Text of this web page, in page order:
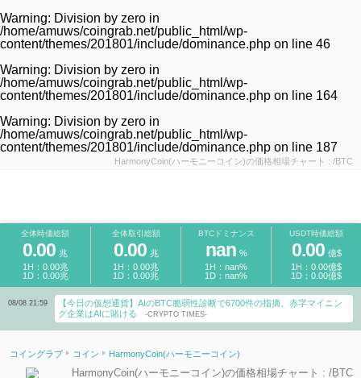
Warning: Division by zero in
/home/amuws/coingrab.net/public_html/wp-
content/themes/201801/include/dominance.php on line 46
Warning: Division by zero in
/home/amuws/coingrab.net/public_html/wp-
content/themes/201801/include/dominance.php on line 164
Warning: Division by zero in
/home/amuws/coingrab.net/public_html/wp-
content/themes/201801/include/dominance.php on line 187
HarmonyCoin(ハーモニーコイン)の価格相場チャート : /BTC
全体時価総額 全体取引総額 BTCドミナンス USDT時価総額
0.00 兆
1H：0.00兆
1D：0.00兆
0.00 兆
1H：0.00兆
1D：0.00兆
nan %
1H：nan%
1D：nan%
0.00 億$
1H：0.00億$
1D：0.00億$
08/08 21:59
【今日の仮想通貨】AIのBTC脆弱性診断で6700件の指摘。赤字マイニン
グ企業はAIに賭ける
-CRYPTO TIMES-
コイングラブ コイン HarmonyCoin(ハーモニーコイン)
HarmonyCoin(ハーモニーコイン)の価格相場チャート : /BTC